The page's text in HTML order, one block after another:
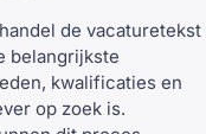
de vacaturetekst
belangrijkste
kwalificaties en
op zoek is.